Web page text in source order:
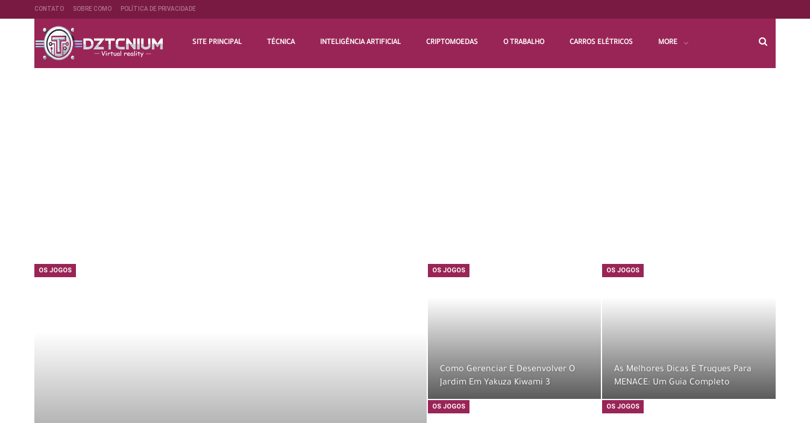
CONTATO SOBRE COMO POLÍTICA DE PRIVACIDADE
SITE PRINCIPAL TÉCNICA INTELIGÊNCIA ARTIFICIAL CRIPTOMOEDAS O TRABALHO CARROS ELÉTRICOS MORE
OS JOGOS OS JOGOS
Como Gerenciar E Desenvolver O
Jardim Em Yakuza Kiwami 3
OS JOGOS
As Melhores Dicas E Truques Para
MENACE: Um Guia Completo
OS JOGOS OS JOGOS